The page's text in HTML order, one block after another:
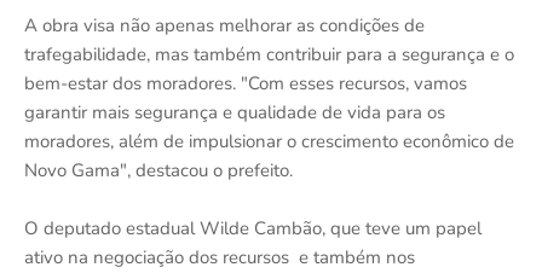
A obra visa não apenas melhorar as condições de
trafegabilidade, mas também contribuir para a segurança e o
bem-estar dos moradores. "Com esses recursos, vamos
garantir mais segurança e qualidade de vida para os
moradores, além de impulsionar o crescimento econômico de
Novo Gama", destacou o prefeito.
O deputado estadual Wilde Cambão, que teve um papel
ativo na negociação dos recursos e também nos